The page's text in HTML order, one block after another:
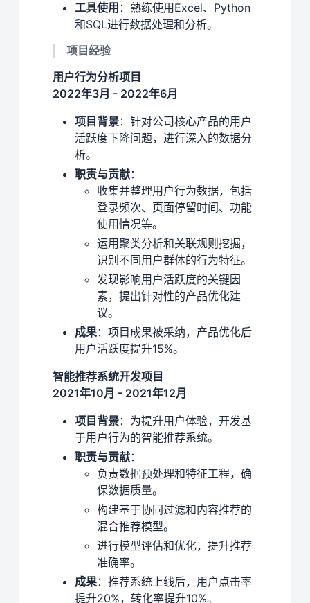
工具使用 ：熟练使用Excel、Python
和SQL进行数据处理和分析。
项目经验
用户行为分析项目
2022年3月 - 2022年6月
项目背景：针对公司核心产品的用户
活跃度下降问题，进行深入的数据分
析。
职责与贡献：
收集并整理用户行为数据，包括
登录频次、页面停留时间、功能
使用情况等。
运用聚类分析和关联规则挖掘，
识别不同用户群体的行为特征。
发现影响用户活跃度的关键因
素，提出针对性的产品优化建
议。
成果：项目成果被采纳，产品优化后
用户活跃度提升15%。
智能推荐系统开发项目
2021年10月 - 2021年12月
项目背景：为提升用户体验，开发基
于用户行为的智能推荐系统。
职责与贡献：
负责数据预处理和特征工程，确
保数据质量。
构建基于协同过滤和内容推荐的
混合推荐模型。
进行模型评估和优化，提升推荐
准确率。
成果：推荐系统上线后，用户点击率
提升20%，转化率提升10%。